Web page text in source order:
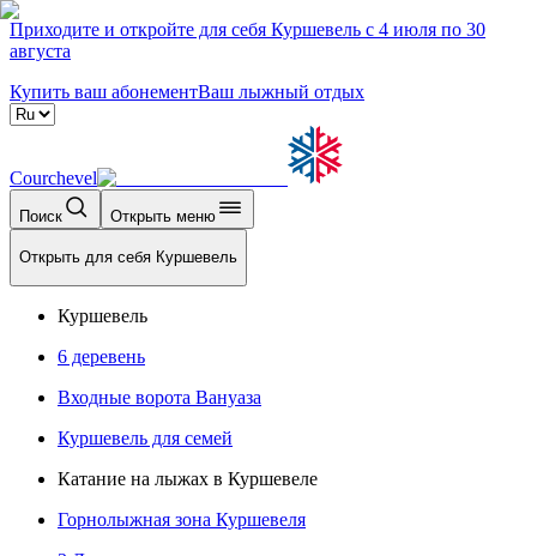
Приходите и откройте для себя Куршевель с 4 июля по 30
августа
Купить ваш абонементВаш лыжный отдых
Courchevel
Поиск Открыть меню
Открыть для себя Куршевель
Куршевель
6 деревень
Входные ворота Вануаза
Куршевель для семей
Катание на лыжах в Куршевеле
Горнолыжная зона Куршевеля